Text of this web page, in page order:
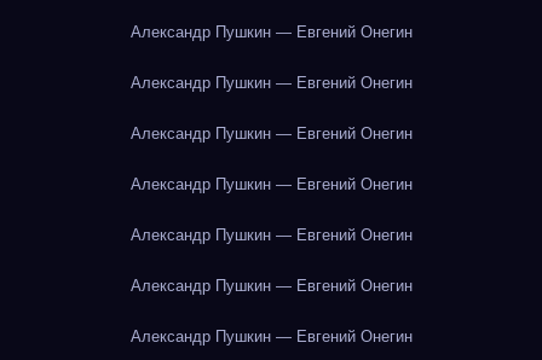
Александр Пушкин — Евгений Онегин
Александр Пушкин — Евгений Онегин
Александр Пушкин — Евгений Онегин
Александр Пушкин — Евгений Онегин
Александр Пушкин — Евгений Онегин
Александр Пушкин — Евгений Онегин
Александр Пушкин — Евгений Онегин